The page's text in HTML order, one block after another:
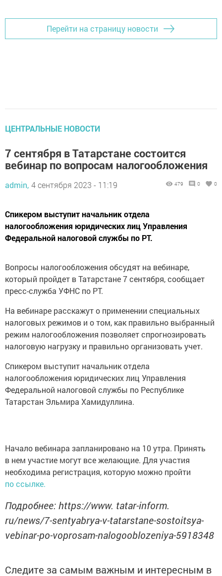
Перейти на страницу новости
ЦЕНТРАЛЬНЫЕ НОВОСТИ
7 сентября в Татарстане состоится
вебинар по вопросам налогообложения
admin, 4 сентября 2023 - 11:19 479 0 0
Спикером выступит начальник отдела
налогообложения юридических лиц Управления
Федеральной налоговой службы по РТ.
Вопросы налогообложения обсудят на вебинаре,
который пройдет в Татарстане 7 сентября, сообщает
пресс-служба УФНС по РТ.
На вебинаре расскажут о применении специальных
налоговых режимов и о том, как правильно выбранный
режим налогообложения позволяет спрогнозировать
налоговую нагрузку и правильно организовать учет.
Спикером выступит начальник отдела
налогообложения юридических лиц Управления
Федеральной налоговой службы по Республике
Татарстан Эльмира Хамидуллина.
Начало вебинара запланировано на 10 утра. Принять
в нем участие могут все желающие. Для участия
необходима регистрация, которую можно пройти
по ссылке.
Подробнее: https://www. tatar-inform.
ru/news/7-sentyabrya-v-tatarstane-sostoitsya-
vebinar-po-voprosam-nalogooblozeniya-5918348
Следите за самым важным и интересным в